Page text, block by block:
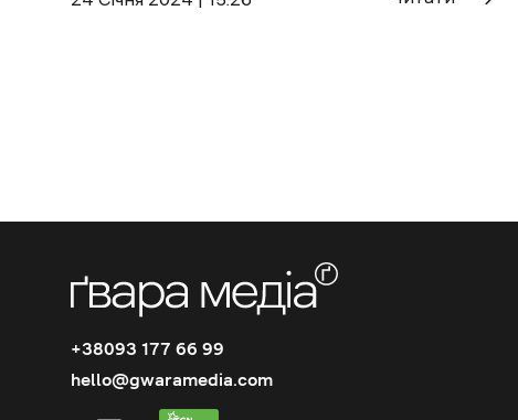
+38093 177 66 99
hello@gwaramedia.com